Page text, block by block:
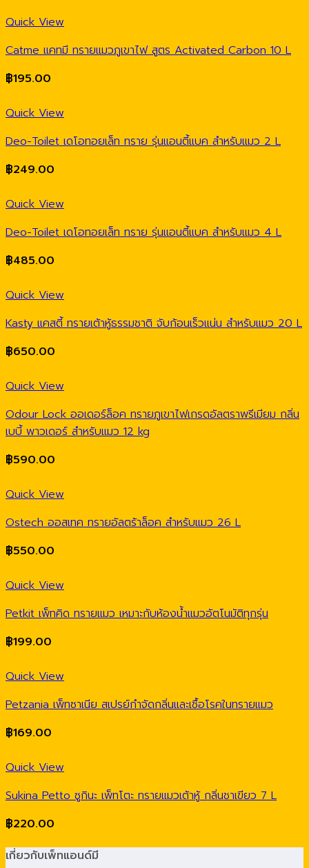
Quick View
Catme แคทมี ทรายแมวภูเขาไฟ สูตร Activated Carbon 10 L
฿195.00
Quick View
Deo-Toilet เดโอทอยเล็ท ทราย รุ่นแอนตี้แบค สำหรับแมว 2 L
฿249.00
Quick View
Deo-Toilet เดโอทอยเล็ท ทราย รุ่นแอนตี้แบค สำหรับแมว 4 L
฿485.00
Quick View
Kasty แคสตี้ ทรายเต้าหู้ธรรมชาติ จับก้อนเร็วแน่น สำหรับแมว 20 L
฿650.00
Quick View
Odour Lock ออเดอร์ล็อค ทรายภูเขาไฟเกรดอัลตราพรีเมียม กลิ่น
เบบี้ พาวเดอร์ สำหรับแมว 12 kg
฿590.00
Quick View
Ostech ออสเทค ทรายอัลตร้าล็อค สำหรับแมว 26 L
฿550.00
Quick View
Petkit เพ็ทคิด ทรายแมว เหมาะกับห้องน้ำแมวอัตโนมัติทุกรุ่น
฿199.00
Quick View
Petzania เพ็ทซาเนีย สเปรย์กำจัดกลิ่นและเชื้อโรคในทรายแมว
฿169.00
Quick View
Sukina Petto ซูกินะ เพ็ทโตะ ทรายแมวเต้าหู้ กลิ่นชาเขียว 7 L
฿220.00
เกี่ยวกับเพ็ทแอนด์มี